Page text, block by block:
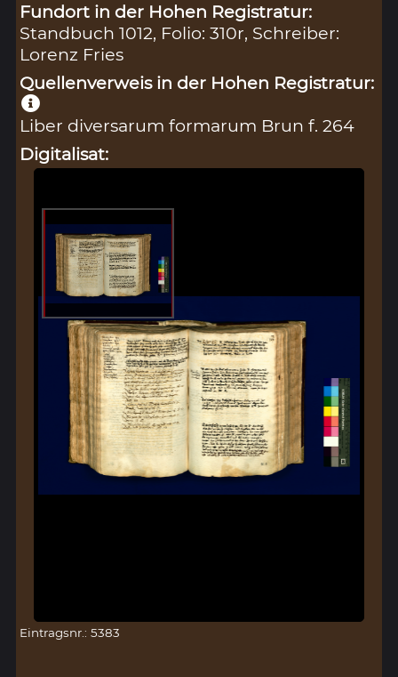
Fundort in der Hohen Registratur:
Standbuch 1012, Folio: 310r, Schreiber:
Lorenz Fries
Quellenverweis in der Hohen Registratur:
Liber diversarum formarum Brun f. 264
Digitalisat:
Eintragsnr.: 5383